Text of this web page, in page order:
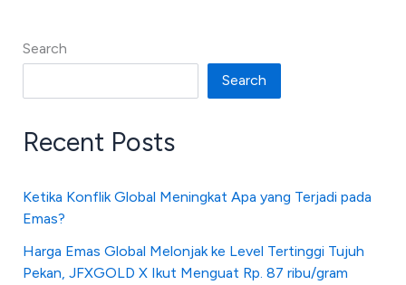
Search
Search
Recent Posts
Ketika Konflik Global Meningkat Apa yang Terjadi pada
Emas?
Harga Emas Global Melonjak ke Level Tertinggi Tujuh
Pekan, JFXGOLD X Ikut Menguat Rp. 87 ribu/gram